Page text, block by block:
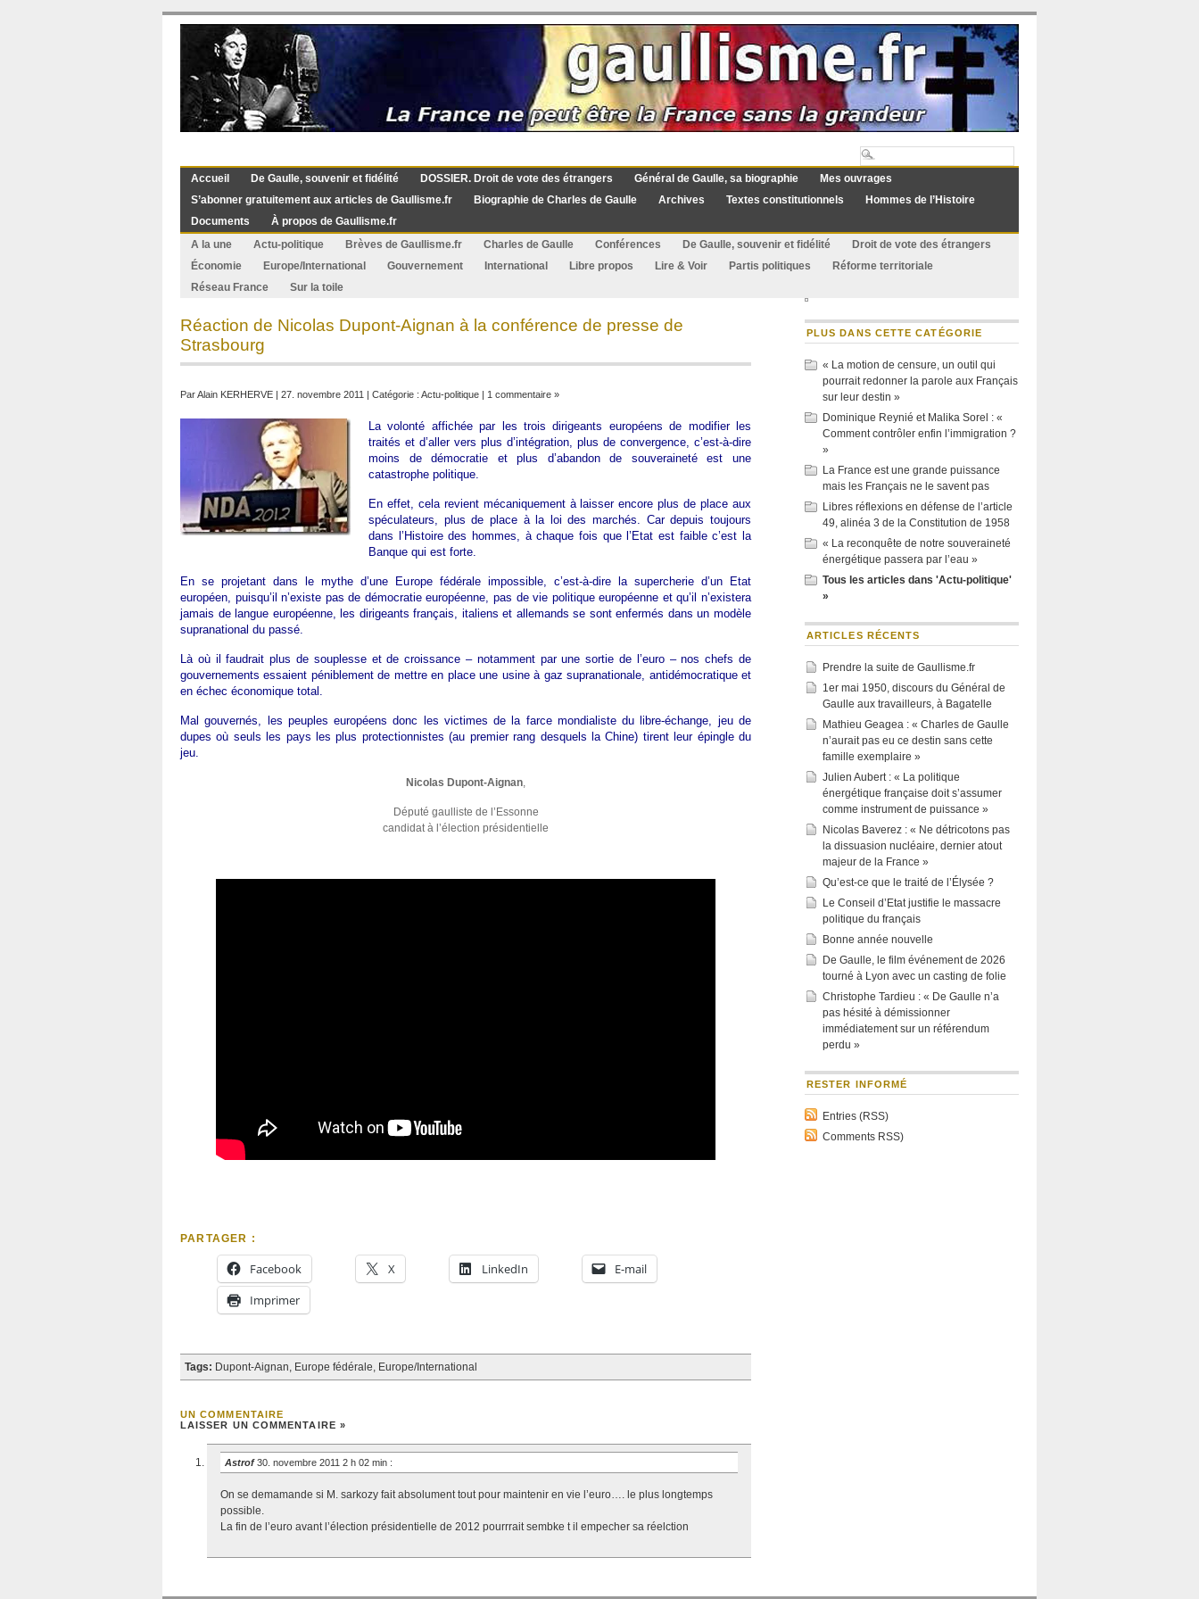
Accueil De Gaulle, souvenir et fidélité DOSSIER. Droit de vote des étrangers Général de Gaulle, sa biographie
Mes ouvrages
S’abonner gratuitement aux articles de Gaullisme.fr
Biographie de Charles de Gaulle Archives Textes constitutionnels
Hommes de l’Histoire
Documents
À propos de Gaullisme.fr
A la une
Actu-politique Brèves de Gaullisme.fr Charles de Gaulle Conférences De Gaulle, souvenir et fidélité
Droit de vote des étrangers
Économie
Europe/International Gouvernement International Libre propos Lire & Voir Partis politiques
Réforme territoriale
Réseau France
Sur la toile
Réaction de Nicolas Dupont-Aignan à la conférence de presse de
Strasbourg
ParAlain KERHERVE | 27. novembre 2011 | Catégorie : Actu-politique | 1 commentaire »
La volonté affichée par les trois dirigeants européens de modifier les
traités et d’aller vers plus d’intégration, plus de convergence, c’est-à-dire
moins de démocratie et plus d’abandon de souveraineté est une
catastrophe politique.
En effet, cela revient mécaniquement à laisser encore plus de place aux
spéculateurs, plus de place à la loi des marchés. Car depuis toujours
dans l’Histoire des hommes, à chaque fois que l’Etat est faible c’est la
Banque qui est forte.
En se projetant dans le mythe d’une Europe fédérale impossible, c’est-à-dire la supercherie d’un Etat
européen, puisqu’il n’existe pas de démocratie européenne, pas de vie politique européenne et qu’il n’existera
jamais de langue européenne, les dirigeants français, italiens et allemands se sont enfermés dans un modèle
supranational du passé.
Là où il faudrait plus de souplesse et de croissance – notamment par une sortie de l’euro – nos chefs de
gouvernements essaient péniblement de mettre en place une usine à gaz supranationale, antidémocratique et
en échec économique total.
Mal gouvernés, les peuples européens donc les victimes de la farce mondialiste du libre-échange, jeu de
dupes où seuls les pays les plus protectionnistes (au premier rang desquels la Chine) tirent leur épingle du
jeu.
Nicolas Dupont-Aignan,
Député gaulliste de l’Essonne
candidat à l’élection présidentielle
PARTAGER :
Facebook X LinkedIn
E-mail
Imprimer
Tags: Dupont-Aignan, Europe fédérale, Europe/International
UN COMMENTAIRE
LAISSER UN COMMENTAIRE »
Astrof30. novembre 2011 2 h 02 min :
On se demamande si M. sarkozy fait absolument tout pour maintenir en vie l’euro…. le plus longtemps
possible.
La fin de l’euro avant l’élection présidentielle de 2012 pourrrait sembke t il empecher sa réelction
PLUS DANS CETTE CATÉGORIE
« La motion de censure, un outil qui
pourrait redonner la parole aux Français
sur leur destin »
Dominique Reynié et Malika Sorel : «
Comment contrôler enfin l’immigration ?
»
La France est une grande puissance
mais les Français ne le savent pas
Libres réflexions en défense de l’article
49, alinéa 3 de la Constitution de 1958
« La reconquête de notre souveraineté
énergétique passera par l’eau »
Tous les articles dans 'Actu-politique'
»
ARTICLES RÉCENTS
Prendre la suite de Gaullisme.fr
1er mai 1950, discours du Général de
Gaulle aux travailleurs, à Bagatelle
Mathieu Geagea : « Charles de Gaulle
n’aurait pas eu ce destin sans cette
famille exemplaire »
Julien Aubert : « La politique
énergétique française doit s’assumer
comme instrument de puissance »
Nicolas Baverez : « Ne détricotons pas
la dissuasion nucléaire, dernier atout
majeur de la France »
Qu’est-ce que le traité de l’Élysée ?
Le Conseil d’Etat justifie le massacre
politique du français
Bonne année nouvelle
De Gaulle, le film événement de 2026
tourné à Lyon avec un casting de folie
Christophe Tardieu : « De Gaulle n’a
pas hésité à démissionner
immédiatement sur un référendum
perdu »
RESTER INFORMÉ
Entries (RSS)
Comments RSS)